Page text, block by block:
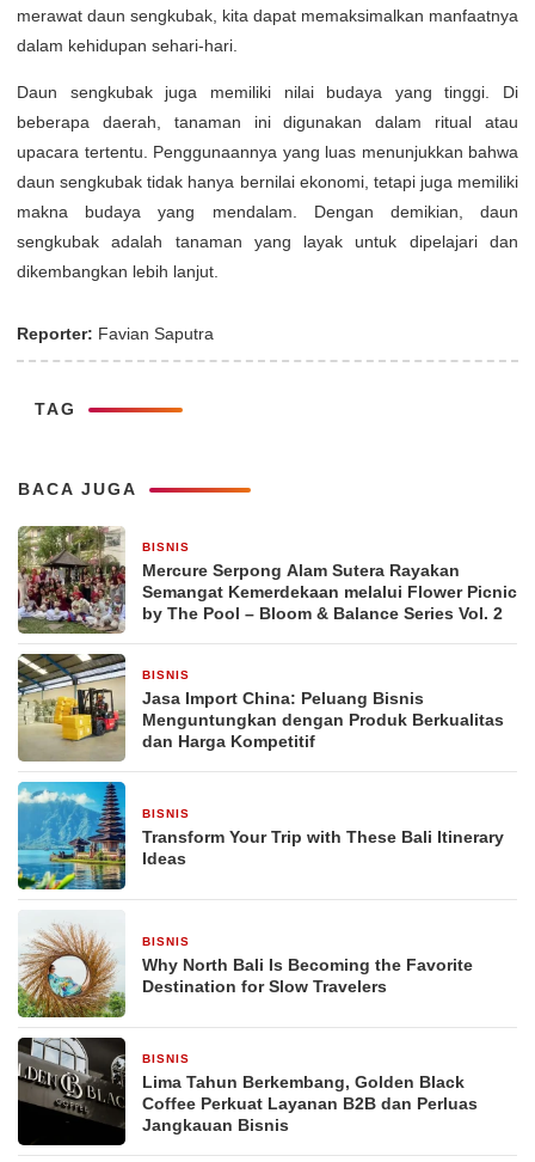
merawat daun sengkubak, kita dapat memaksimalkan manfaatnya
dalam kehidupan sehari-hari.
Daun sengkubak juga memiliki nilai budaya yang tinggi. Di
beberapa daerah, tanaman ini digunakan dalam ritual atau
upacara tertentu. Penggunaannya yang luas menunjukkan bahwa
daun sengkubak tidak hanya bernilai ekonomi, tetapi juga memiliki
makna budaya yang mendalam. Dengan demikian, daun
sengkubak adalah tanaman yang layak untuk dipelajari dan
dikembangkan lebih lanjut.
Reporter: Favian Saputra
TAG
BACA JUGA
BISNIS
Mercure Serpong Alam Sutera Rayakan
Semangat Kemerdekaan melalui Flower Picnic
by The Pool – Bloom & Balance Series Vol. 2
BISNIS
Jasa Import China: Peluang Bisnis
Menguntungkan dengan Produk Berkualitas
dan Harga Kompetitif
BISNIS
Transform Your Trip with These Bali Itinerary
Ideas
BISNIS
Why North Bali Is Becoming the Favorite
Destination for Slow Travelers
BISNIS
Lima Tahun Berkembang, Golden Black
Coffee Perkuat Layanan B2B dan Perluas
Jangkauan Bisnis